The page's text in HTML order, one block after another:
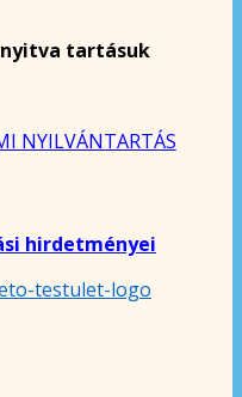
tartásuk
NYILVÁNTARTÁS
hirdetményei